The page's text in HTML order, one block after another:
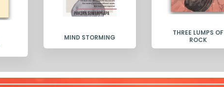
MIND STORMING
THREE LUMPS OF
ROCK